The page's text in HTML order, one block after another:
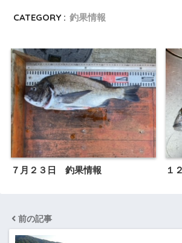
CATEGORY : 釣果情報
７月２３日 釣果情報 １
前の記事